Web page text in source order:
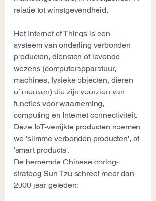
relatie tot winstgevendheid.
Het Internet of Things is een
systeem van onderling verbonden
producten, diensten of levende
wezens (computerapparatuur,
machines, fysieke objecten, dieren
of mensen) die zijn voorzien van
functies voor waarneming,
computing en Internet connectiviteit.
Deze IoT-verrijkte producten noemen
we 'slimme verbonden producten', of
'smart products'.
De beroemde Chinese oorlog-
strateeg Sun Tzu schreef meer dan
2000 jaar geleden: